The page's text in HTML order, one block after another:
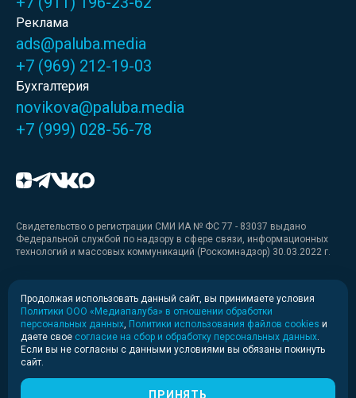
Реклама
ads@paluba.media
+7 (969) 212-19-03
Бухгалтерия
novikova@paluba.media
+7 (999) 028-56-78
Свидетельство о регистрации СМИ ИА № ФС 77 - 83037 выдано
Федеральной службой по надзору в сфере связи, информационных
технологий и массовых коммуникаций (Роскомнадзор) 30.03.2022 г.
Медиакит
Медиакит для печати
Политика конфиденциальности
© 2020-2026 Информационное агентство «Медиапалуба»
Продолжая использовать данный сайт, вы принимаете условия
Политики ООО «Медиапалуба» в отношении обработки
персональных данных Политики использования файлов cookies и
даете свое согласие на сбор и обработку персональных данных
Если вы не согласны с данными условиями вы обязаны покинуть
сайт.
ПРИНЯТЬ